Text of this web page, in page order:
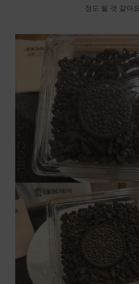
정도 될 것 같아요.